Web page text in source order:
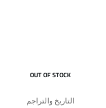
OUT OF STOCK
التاريخ والتراجم